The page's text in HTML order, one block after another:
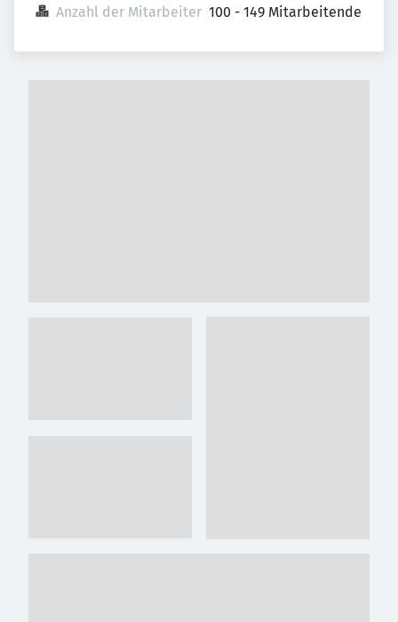
Anzahl der Mitarbeiter 100 - 149 Mitarbeitende